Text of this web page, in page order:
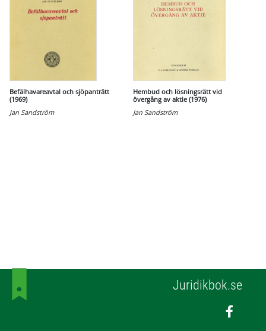
Befälhavareavtal och sjöpanträtt
(1969)
Jan Sandström
Hembud och lösningsrätt vid
övergång av aktie (1976)
Jan Sandström
Juridikbok.se